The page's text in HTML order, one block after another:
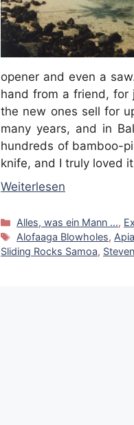
opener and even a
hand from a friend, for
the new ones sell for
many years, and in
hundreds of bamboo-
knife, and I truly loved
Weiterlesen
Kategorien
Alles, was ein Mann ...,
Schlagwörter
Alofaaga Blowholes,Apia
Sliding Rocks Samoa,